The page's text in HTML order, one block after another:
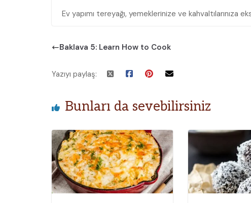
Ev yapımı tereyağı, yemeklerinize ve
Baklava 5: Learn How to Cook
Yazıyı paylaş:
Bunları da sevebilirsiniz